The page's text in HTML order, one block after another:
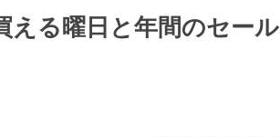
える曜日と年間のセール